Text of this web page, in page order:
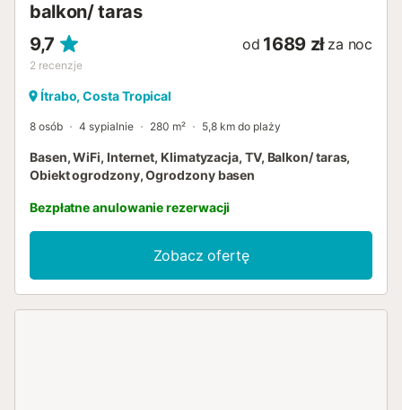
balkon/ taras
9,7
2 recenzje
od 1689 zł za noc
Ítrabo, Costa Tropical
8 osób 4 sypialnie 280 m² 5,8 km do plaży
Basen, WiFi, Internet, Klimatyzacja, TV, Balkon/ taras,
Obiekt ogrodzony, Ogrodzony basen
Bezpłatne anulowanie rezerwacji
Zobacz ofertę